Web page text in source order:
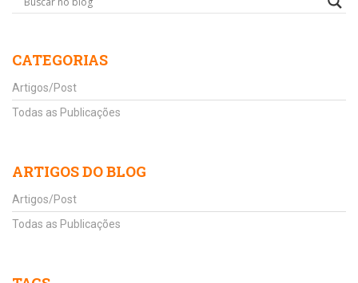
CATEGORIAS
Artigos/Post
Todas as Publicações
ARTIGOS DO BLOG
Artigos/Post
Todas as Publicações